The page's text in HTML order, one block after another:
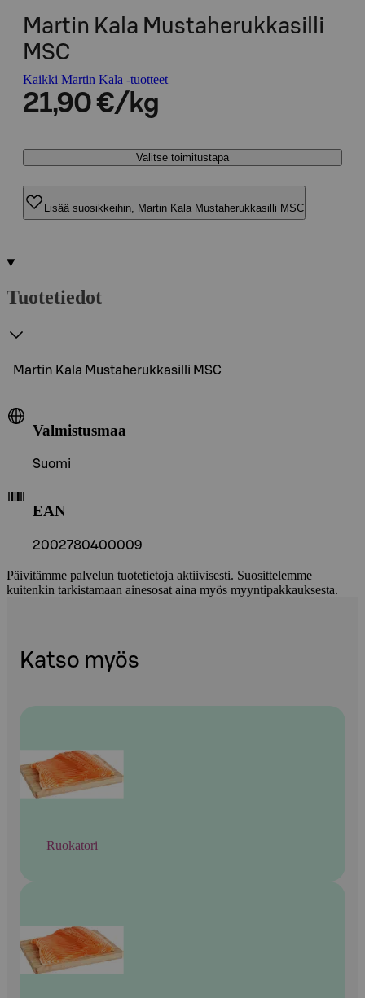
Martin Kala Mustaherukkasilli
MSC
Kaikki Martin Kala -tuotteet
21,90 €/kg
Valitse toimitustapa
Lisää suosikkeihin, Martin Kala Mustaherukkasilli MSC
Tuotetiedot
Martin Kala Mustaherukkasilli MSC
Valmistusmaa
Suomi
EAN
2002780400009
Päivitämme palvelun tuotetietoja aktiivisesti. Suosittelemme
kuitenkin tarkistamaan ainesosat aina myös myyntipakkauksesta.
Katso myös
Ruokatori